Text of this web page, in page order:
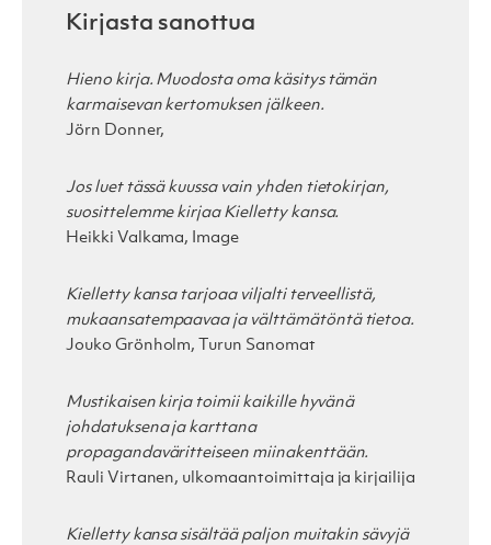
Kirjasta sanottua
Hieno kirja. Muodosta oma käsitys tämän
karmaisevan kertomuksen jälkeen.
Jörn Donner,
Jos luet tässä kuussa vain yhden tietokirjan,
suosittelemme kirjaa Kielletty kansa.
Heikki Valkama, Image
Kielletty kansa tarjoaa viljalti terveellistä,
mukaansatempaavaa ja välttämätöntä tietoa.
Jouko Grönholm, Turun Sanomat
Mustikaisen kirja toimii kaikille hyvänä
johdatuksena ja karttana
propagandaväritteiseen miinakenttään.
Rauli Virtanen, ulkomaantoimittaja ja kirjailija
Kielletty kansa sisältää paljon muitakin sävyjä